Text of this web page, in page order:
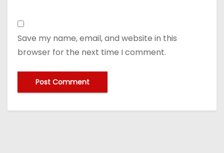
Save my name, email, and website in this
browser for the next time I comment.